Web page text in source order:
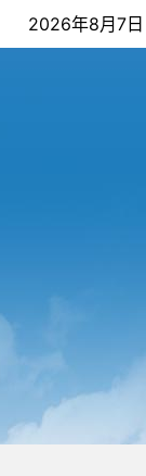
2026年8月7